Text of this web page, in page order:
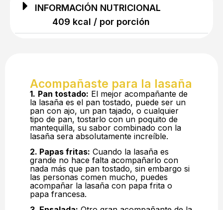
INFORMACIÓN NUTRICIONAL
409 kcal / por porción
Acompañaste para la lasaña
1. Pan tostado: El mejor acompañante de
la lasaña es el pan tostado, puede ser un
pan con ajo, un pan tajado, o cualquier
tipo de pan, tostarlo con un poquito de
mantequilla, su sabor combinado con la
lasaña sera absolutamente increíble.
2. Papas fritas: Cuando la lasaña es
grande no hace falta acompañarlo con
nada más que pan tostado, sin embargo si
las personas comen mucho, puedes
acompañar la lasaña con papa frita o
papa francesa.